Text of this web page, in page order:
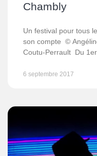
Chambly
Un festival pour tous
son compte ©
Coutu-Perrault Du
6 septembre 2017